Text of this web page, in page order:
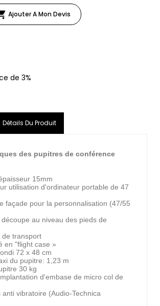
Ajouter A Mon Devis
de 3%
Détails Du Produit
des pupitres de conférence
15mm
utilisation d'ordinateur portable de 47
façade pour la personnalisation (47/55
au niveau des pieds de
de transport
en "flight case »
72 x 48 cm
du pupitre: 1,23 m
30 kg
d'embase de micro col de
anti vibratoire (Audio-Technica